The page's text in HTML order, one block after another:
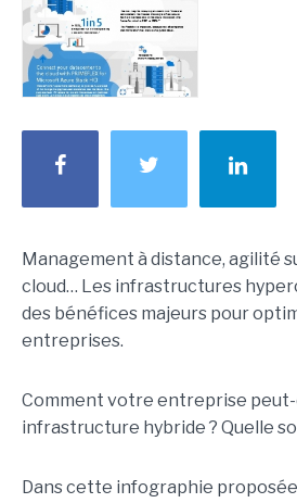
Management à distance, agilité
cloud… Les infrastructures
des bénéfices majeurs pour
entreprises.
Comment votre entreprise
infrastructure hybride ? Quelle
Dans cette infographie